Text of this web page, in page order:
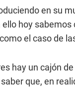
en su
hoy sabemos
el caso de
hay un cajón
que, en